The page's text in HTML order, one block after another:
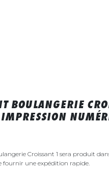
BOULANGERIE
Croissant 1 sera produit
une expédition rapide.